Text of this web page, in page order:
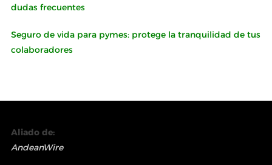
dudas frecuentes
Seguro de vida para pymes: protege la tranquilidad de tus
colaboradores
Aliado de:
AndeanWire